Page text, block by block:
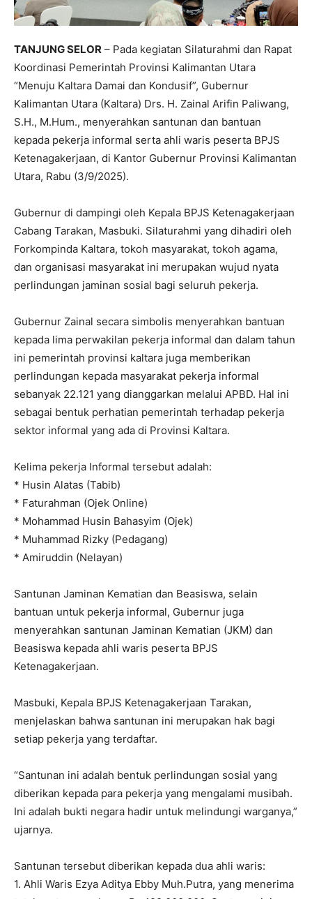
TANJUNG SELOR – Pada kegiatan Silaturahmi dan Rapat
Koordinasi Pemerintah Provinsi Kalimantan Utara
“Menuju Kaltara Damai dan Kondusif”, Gubernur
Kalimantan Utara (Kaltara) Drs. H. Zainal Arifin Paliwang,
S.H., M.Hum., menyerahkan santunan dan bantuan
kepada pekerja informal serta ahli waris peserta BPJS
Ketenagakerjaan, di Kantor Gubernur Provinsi Kalimantan
Utara, Rabu (3/9/2025).
Gubernur di dampingi oleh Kepala BPJS Ketenagakerjaan
Cabang Tarakan, Masbuki. Silaturahmi yang dihadiri oleh
Forkompinda Kaltara, tokoh masyarakat, tokoh agama,
dan organisasi masyarakat ini merupakan wujud nyata
perlindungan jaminan sosial bagi seluruh pekerja.
Gubernur Zainal secara simbolis menyerahkan bantuan
kepada lima perwakilan pekerja informal dan dalam tahun
ini pemerintah provinsi kaltara juga memberikan
perlindungan kepada masyarakat pekerja informal
sebanyak 22.121 yang dianggarkan melalui APBD. Hal ini
sebagai bentuk perhatian pemerintah terhadap pekerja
sektor informal yang ada di Provinsi Kaltara.
Kelima pekerja Informal tersebut adalah:
* Husin Alatas (Tabib)
* Faturahman (Ojek Online)
* Mohammad Husin Bahasyim (Ojek)
* Muhammad Rizky (Pedagang)
* Amiruddin (Nelayan)
Santunan Jaminan Kematian dan Beasiswa, selain
bantuan untuk pekerja informal, Gubernur juga
menyerahkan santunan Jaminan Kematian (JKM) dan
Beasiswa kepada ahli waris peserta BPJS
Ketenagakerjaan.
Masbuki, Kepala BPJS Ketenagakerjaan Tarakan,
menjelaskan bahwa santunan ini merupakan hak bagi
setiap pekerja yang terdaftar.
“Santunan ini adalah bentuk perlindungan sosial yang
diberikan kepada para pekerja yang mengalami musibah.
Ini adalah bukti negara hadir untuk melindungi warganya,”
ujarnya.
Santunan tersebut diberikan kepada dua ahli waris:
1. Ahli Waris Ezya Aditya Ebby Muh.Putra, yang menerima